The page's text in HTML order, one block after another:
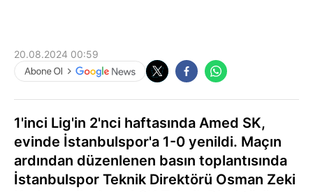
20.08.2024 00:59
1'inci Lig'in 2'nci haftasında Amed SK,
evinde İstanbulspor'a 1-0 yenildi. Maçın
ardından düzenlenen basın toplantısında
İstanbulspor Teknik Direktörü Osman Zeki